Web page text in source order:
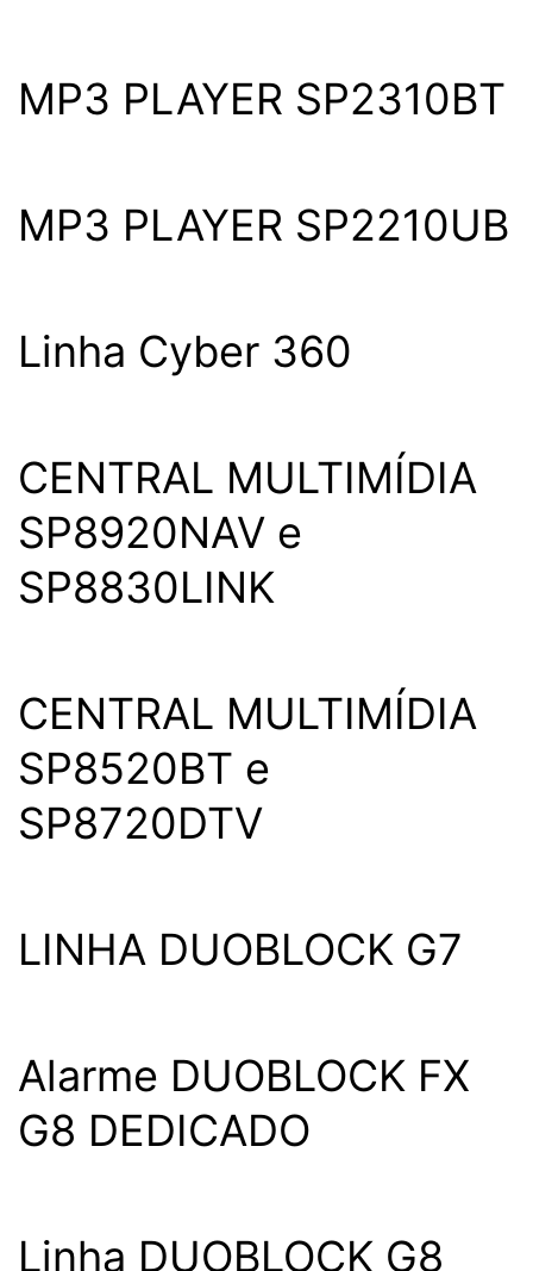
MP3 PLAYER SP2310BT
MP3 PLAYER SP2210UB
Linha Cyber 360
CENTRAL MULTIMÍDIA
SP8920NAV e
SP8830LINK
CENTRAL MULTIMÍDIA
SP8520BT e
SP8720DTV
LINHA DUOBLOCK G7
Alarme DUOBLOCK FX
G8 DEDICADO
Linha DUOBLOCK G8